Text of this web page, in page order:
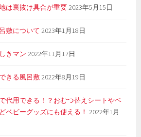
は裏抜け具合が重要2023年5月15日
敷について 2023年1月18日
きマン 2022年11月17日
きる風呂敷2022年8月19日
代用できる！？おむつ替えシートやベ
ベビーグッズにも使える！ 2022年1月